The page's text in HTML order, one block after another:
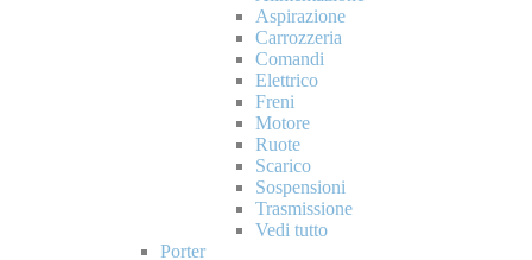
Aspirazione
Carrozzeria
Comandi
Elettrico
Freni
Motore
Ruote
Scarico
Sospensioni
Trasmissione
Vedi tutto
Porter